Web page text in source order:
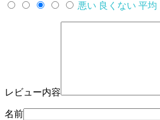
悪い 良くない 平均
レビュー内容
名前